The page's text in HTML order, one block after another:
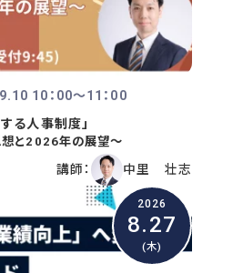
10：00〜11：00
る人事制度」
と2026年の展望～
講師： 中里 壮志
2026
8.27
(木)